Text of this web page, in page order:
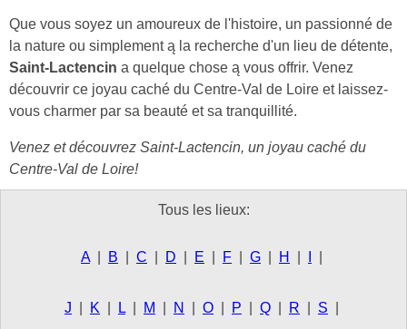
Que vous soyez un amoureux de l'histoire, un passionné de
la nature ou simplement ą la recherche d'un lieu de détente,
Saint-Lactencin a quelque chose ą vous offrir. Venez
découvrir ce joyau caché du Centre-Val de Loire et laissez-
vous charmer par sa beauté et sa tranquillité.
Venez et découvrez Saint-Lactencin, un joyau caché du
Centre-Val de Loire!
Tous les lieux:
A B C D E F G H
J K L M N O P Q R S